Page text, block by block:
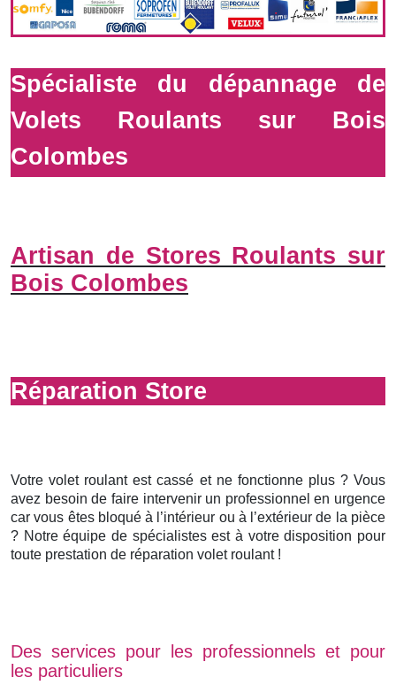
Spécialiste du dépannage de
Volets Roulants sur Bois
Colombes
Artisan de Stores Roulants sur
Bois Colombes
Réparation Store
Votre volet roulant est cassé et ne fonctionne plus ? Vous
avez besoin de faire intervenir un professionnel en urgence
car vous êtes bloqué à l’intérieur ou à l’extérieur de la pièce
? Notre équipe de spécialistes est à votre disposition pour
toute prestation de réparation volet roulant !
Des services pour les professionnels et pour
les particuliers